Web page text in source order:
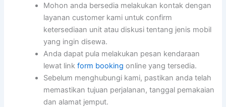
Mohon anda bersedia melakukan kontak dengan
layanan customer kami untuk confirm
ketersediaan unit atau diskusi tentang jenis mobil
yang ingin disewa.
Anda dapat pula melakukan pesan kendaraan
lewat linkform booking online yang tersedia.
Sebelum menghubungi kami, pastikan anda telah
memastikan tujuan perjalanan, tanggal pemakaian
dan alamat jemput.